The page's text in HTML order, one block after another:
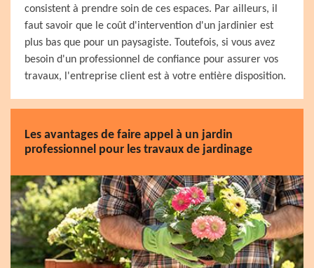
consistent à prendre soin de ces espaces. Par ailleurs, il
faut savoir que le coût d'intervention d'un jardinier est
plus bas que pour un paysagiste. Toutefois, si vous avez
besoin d'un professionnel de confiance pour assurer vos
travaux, l'entreprise client est à votre entière disposition.
Les avantages de faire appel à un jardin
professionnel pour les travaux de jardinage